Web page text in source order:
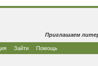
Приглашаем
Зайти Помощь